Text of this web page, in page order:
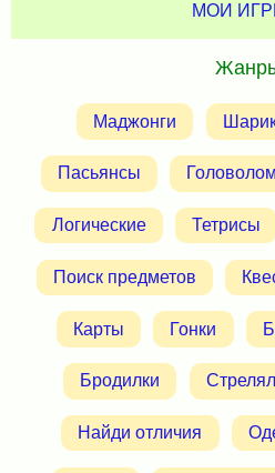
МОИ
Маджонги
Пасьянсы
Логические Тетрисы
Поиск предметов
Карты Гонки
Бродилки
Найди отличия